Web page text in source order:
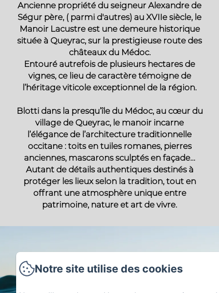
Ancienne propriété du seigneur Alexandre de
Ségur père, ( parmi d'autres) au XVIIe siècle, le
Manoir Lacustre est une demeure historique
située à Queyrac, sur la prestigieuse route des
châteaux du Médoc.
Entouré autrefois de plusieurs hectares de
vignes, ce lieu de caractère témoigne de
l’héritage viticole exceptionnel de la région.
Blotti dans la presqu’île du Médoc, au cœur du
village de Queyrac, le manoir incarne
l’élégance de l’architecture traditionnelle
occitane : toits en tuiles romanes, pierres
anciennes, mascarons sculptés en façade…
Autant de détails authentiques destinés à
protéger les lieux selon la tradition, tout en
offrant une atmosphère unique entre
patrimoine, nature et art de vivre.
Notre site utilise des cookies